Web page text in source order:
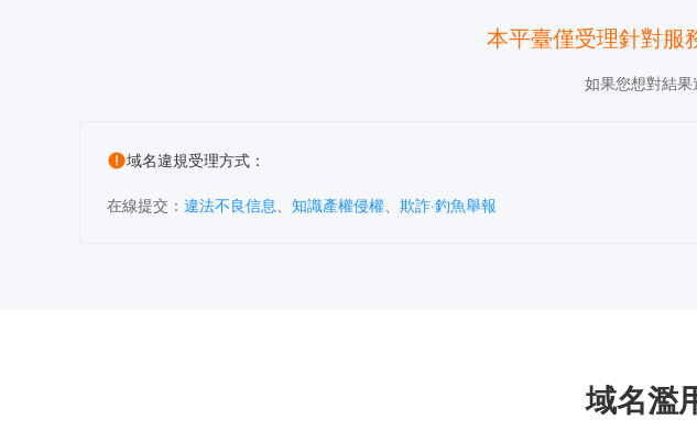
本平臺僅受理針對服
如果您想對結
域名違規受理方式：
在線提交： 違法不良信息、 知識產權侵權、 欺詐·釣魚舉報
域名濫